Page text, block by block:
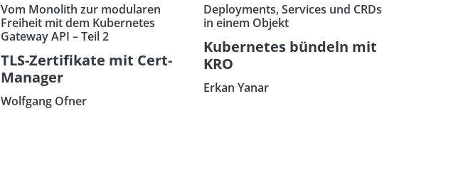
Vom Monolith zur modularen
Freiheit mit dem Kubernetes
Gateway API – Teil 2
TLS-Zertifikate mit Cert-
Manager
Wolfgang Ofner
Deployments, Services und CRDs
in einem Objekt
Kubernetes bündeln mit
KRO
Erkan Yanar